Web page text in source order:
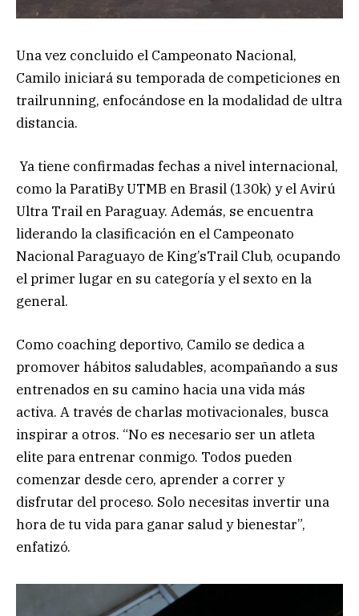
Una vez concluido el Campeonato Nacional,
Camilo iniciará su temporada de competiciones en
trailrunning, enfocándose en la modalidad de ultra
distancia.
Ya tiene confirmadas fechas a nivel internacional,
como la ParatiBy UTMB en Brasil (130k) y el Avirú
Ultra Trail en Paraguay. Además, se encuentra
liderando la clasificación en el Campeonato
Nacional Paraguayo de King’sTrail Club, ocupando
el primer lugar en su categoría y el sexto en la
general.
Como coaching deportivo, Camilo se dedica a
promover hábitos saludables, acompañando a sus
entrenados en su camino hacia una vida más
activa. A través de charlas motivacionales, busca
inspirar a otros. “No es necesario ser un atleta
elite para entrenar conmigo. Todos pueden
comenzar desde cero, aprender a correr y
disfrutar del proceso. Solo necesitas invertir una
hora de tu vida para ganar salud y bienestar”,
enfatizó.